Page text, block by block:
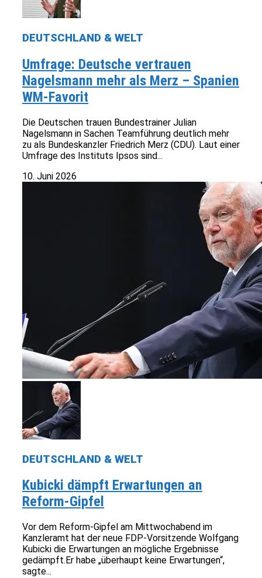
DEUTSCHLAND & WELT
Umfrage: Deutsche vertrauen
Nagelsmann mehr als Merz – Spanien
WM-Favorit
Die Deutschen trauen Bundestrainer Julian
Nagelsmann in Sachen Teamführung deutlich mehr
zu als Bundeskanzler Friedrich Merz (CDU). Laut einer
Umfrage des Instituts Ipsos sind...
10. Juni 2026
DEUTSCHLAND & WELT
Kubicki dämpft Erwartungen an
Reform-Gipfel
Vor dem Reform-Gipfel am Mittwochabend im
Kanzleramt hat der neue FDP-Vorsitzende Wolfgang
Kubicki die Erwartungen an mögliche Ergebnisse
gedämpft.Er habe „überhaupt keine Erwartungen“,
sagte...